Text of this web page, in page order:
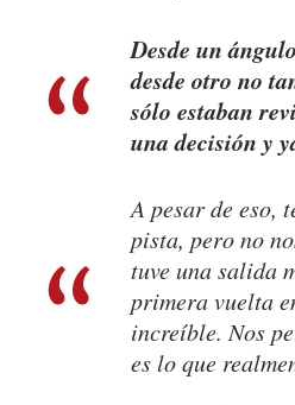
Desde un
desde otro no
sólo estaban
una decisión y
A pesar de eso,
pista, pero no
tuve una salida
primera vuelta
increíble. Nos
es lo que